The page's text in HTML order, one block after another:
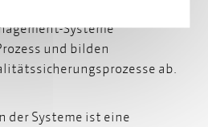
Systeme
und bilden
ab.
der Systeme ist eine